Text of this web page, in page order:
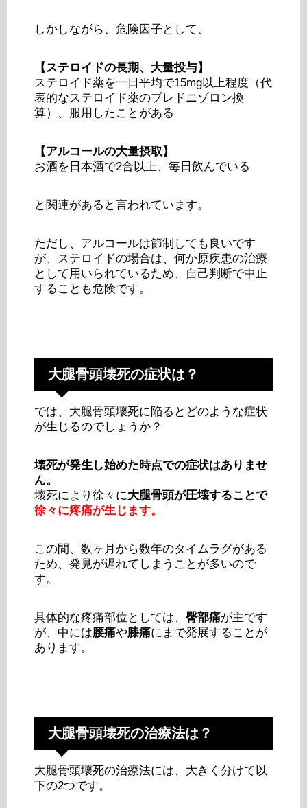
しかしながら、危険因子として、
【ステロイドの長期、大量投与】
ステロイド薬を一日平均で15mg以上程度（代
表的なステロイド薬のプレドニゾロン換
算）、服用したことがある
【アルコールの大量摂取】
お酒を日本酒で2合以上、毎日飲んでいる
と関連があると言われています。
ただし、アルコールは節制しても良いです
が、ステロイドの場合は、何か原疾患の治療
として用いられているため、自己判断で中止
することも危険です。
大腿骨頭壊死の症状は？
では、大腿骨頭壊死に陥るとどのような症状
が生じるのでしょうか？
壊死が発生し始めた時点での症状はありませ
ん。
壊死により徐々に大腿骨頭が圧壊することで
徐々に疼痛が生じます。
この間、数ヶ月から数年のタイムラグがある
ため、発見が遅れてしまうことが多いので
す。
具体的な疼痛部位としては、 臀部痛が主です
が、中には腰痛や膝痛にまで発展することが
あります。
大腿骨頭壊死の治療法は？
大腿骨頭壊死の治療法には、大きく分けて以
下の2つです。